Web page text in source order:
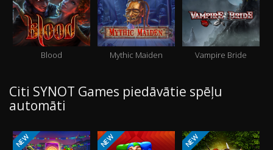
Blood Mythic Maiden Vampire Bride
Citi SYNOT Games piedāvātie spēļu
automāti
NEW NEW NEW